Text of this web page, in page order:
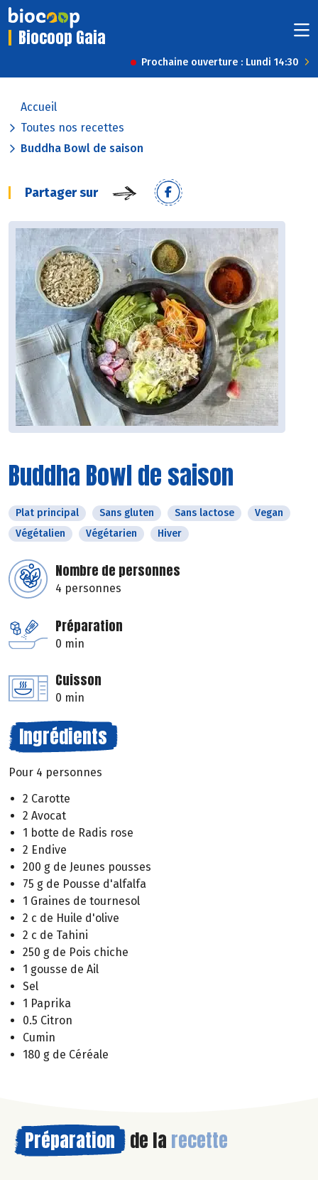
Biocoop Gaia
Prochaine ouverture : Lundi 14:30
Accueil
Toutes nos recettes
Buddha Bowl de saison
Partager sur
Buddha Bowl de saison
Plat principal Sans gluten Sans lactose
Vegan
Végétalien
Végétarien Hiver
Nombre de personnes
4 personnes
Préparation
0 min
Cuisson
0 min
Ingrédients
Pour 4 personnes
2 Carotte
2 Avocat
1 botte de Radis rose
2 Endive
200 g de Jeunes pousses
75 g de Pousse d'alfalfa
1 Graines de tournesol
2 c de Huile d'olive
2 c de Tahini
250 g de Pois chiche
1 gousse de Ail
Sel
1 Paprika
0.5 Citron
Cumin
180 g de Céréale
Préparation de la recette